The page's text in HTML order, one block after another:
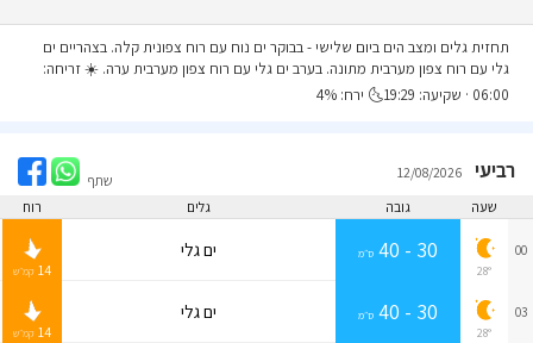
תחזית גלים ומצב הים ביום שלישי- בבוקר ים נוח עם רוח צפונית קלה. בצהריים ים
גלי עם רוח צפון מערבית מתונה. בערב ים גלי עם רוח צפון מערבית ערה. ☀️ זריחה:
06:00 · שקיעה: 19:29🌜 ירח: 4%
רביעי
שתף
שעה
גובה גלים רוח
00
28°
30 - 40 ס״מ ים גלי
14 קמ״ש
03
28°
30 - 40 ס״מ ים גלי
14 קמ״ש